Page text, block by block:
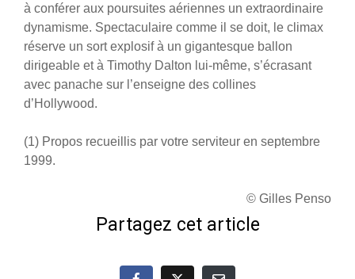
à conférer aux poursuites aériennes un extraordinaire
dynamisme. Spectaculaire comme il se doit, le climax
réserve un sort explosif à un gigantesque ballon
dirigeable et à Timothy Dalton lui-même, s’écrasant
avec panache sur l’enseigne des collines
d’Hollywood.
(1) Propos recueillis par votre serviteur en septembre
1999.
© Gilles Penso
Partagez cet article